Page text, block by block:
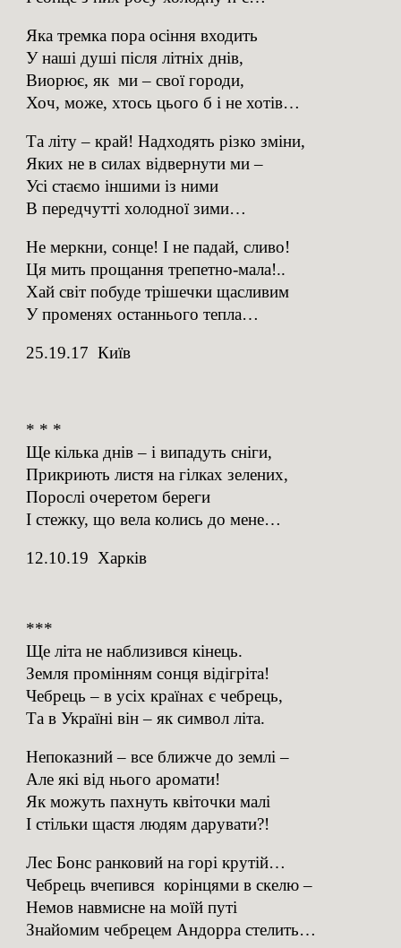
Яка тремка пора осіння входить
У наші душі після літніх днів,
Виорює, як ми – свої городи,
Хоч, може, хтось цього б і не хотів…
Та літу – край! Надходять різко зміни,
Яких не в силах відвернути ми –
Усі стаємо іншими із ними
В передчутті холодної зими…
Не меркни, сонце! І не падай, сливо!
Ця мить прощання трепетно-мала!..
Хай світ побуде трішечки щасливим
У променях останнього тепла…
25.19.17 Київ
* * *
Ще кілька днів – і випадуть сніги,
Прикриють листя на гілках зелених,
Порослі очеретом береги
І стежку, що вела колись до мене…
12.10.19 Харків
***
Ще літа не наблизився кінець.
Земля промінням сонця відігріта!
Чебрець – в усіх країнах є чебрець,
Та в Україні він – як символ літа.
Непоказний – все ближче до землі –
Але які від нього аромати!
Як можуть пахнуть квіточки малі
І стільки щастя людям дарувати?!
Лес Бонс ранковий на горі крутій…
Чебрець вчепився корінцями в скелю –
Немов навмисне на моїй путі
Знайомим чебрецем Андорра стелить…